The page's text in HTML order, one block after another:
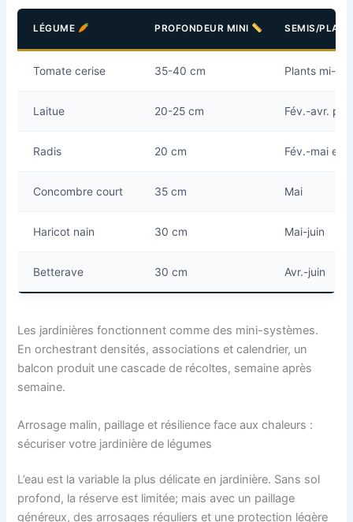
LÉGUME PROFONDEUR MINI SEMIS/
Tomate cerise 35-40 cm Plants mi-
Laitue 20-25 cm Fév.-avr.
Radis 20 cm Fév.-mai et
Concombre court 35 cm Mai
Haricot nain 30 cm Mai-juin
Betterave 30 cm Avr.-juin
Les jardinières fonctionnent comme des mini-systèmes.
En orchestrant densités, associations et calendrier, un
balcon produit une cascade de récoltes, semaine après
semaine.
Arrosage malin, paillage et résilience face aux chaleurs :
sécuriser votre jardinière de légumes
L’eau est la variable la plus délicate en jardinière. Sans sol
profond, la réserve est limitée; mais avec un paillage
généreux, des arrosages réguliers et une protection légère